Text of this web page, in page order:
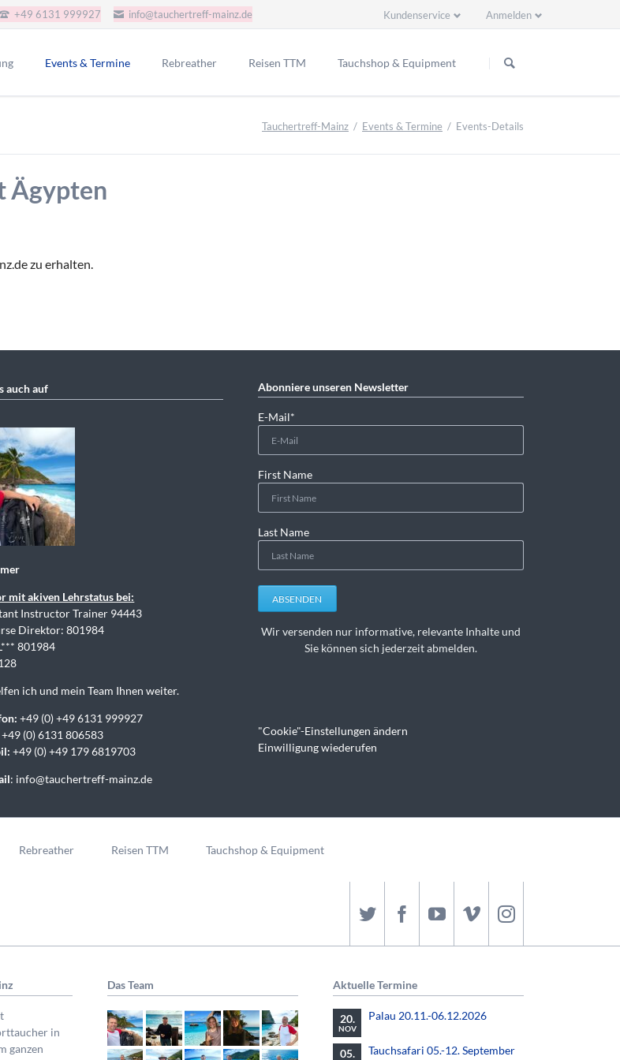
+49 6131 999927 info@tauchertreff-mainz.de Anmelden
Kundenservice
überspringen
Events & Termine Rebreather
Poseidon SE7EN+ SSO2 Ready EU
Reisen TTM Tauchshop & Equipment
Tauchertreff-Mainz Events & Termine Events-Details
Ägypten
zu erhalten.
auch auf
mit akiven Lehrstatus bei:
Instructor Trainer 94443
Direktor: 801984
801984
ich und mein Team Ihnen weiter.
+49 (0) +49 6131 999927
+49 (0) 6131 806583
+49 (0) +49 179 6819703
: info@tauchertreff-mainz.de
Abonniere unseren Newsletter
Pflichtfeld
E-Mail*
First Name
Last Name
ABSENDEN
Wir versenden nur informative, relevante Inhalte und
Sie können sich jederzeit abmelden.
"Cookie"-Einstellungen ändern
Einwilligung wiederufen
Rebreather Reisen TTM Tauchshop & Equipment
in
ganzen
Das Team Aktuelle Termine
20.
NOV
Palau 20.11.-06.12.2026
05.
Tauchsafari 05.-12. September